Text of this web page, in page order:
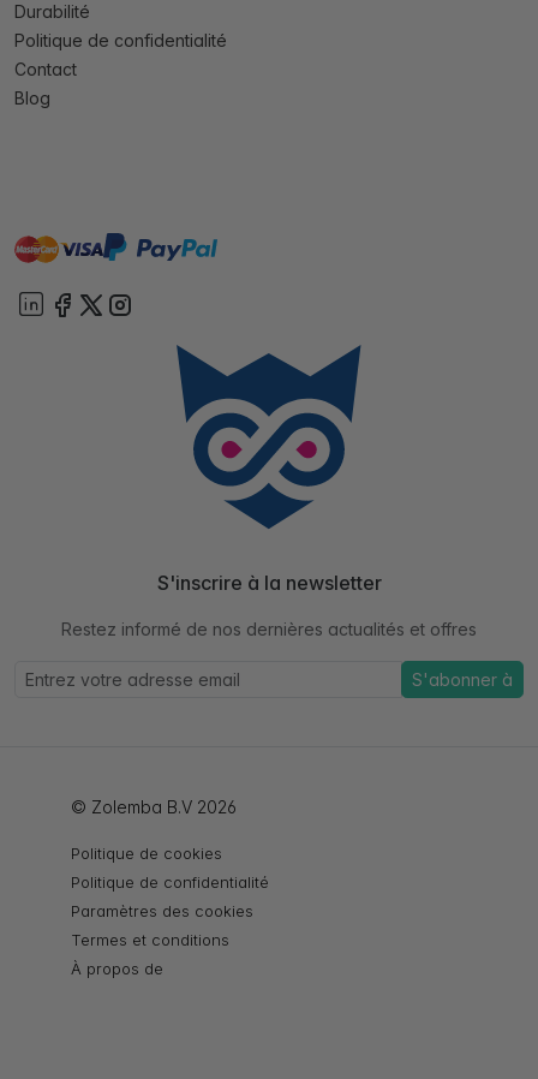
Durabilité
Politique de confidentialité
Contact
Blog
mastervisa paypal
S'inscrire à la newsletter
Restez informé de nos dernières actualités et offres
S'abonner à
© Zolemba B.V 2026
Politique de cookies
Politique de confidentialité
Paramètres des cookies
Termes et conditions
À propos de